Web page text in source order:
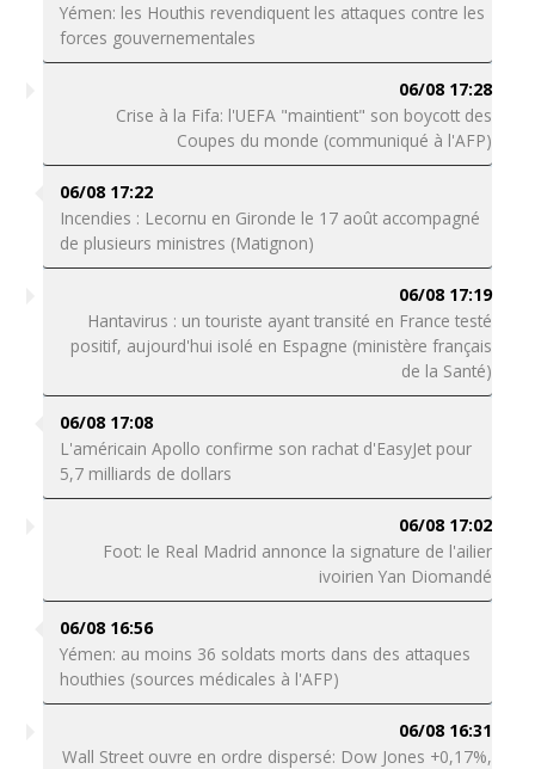
Yémen: les Houthis revendiquent les attaques contre les
forces gouvernementales
06/08 17:28
Crise à la Fifa: l'UEFA "maintient" son boycott des
Coupes du monde (communiqué à l'AFP)
06/08 17:22
Incendies : Lecornu en Gironde le 17 août accompagné
de plusieurs ministres (Matignon)
06/08 17:19
Hantavirus : un touriste ayant transité en France testé
positif, aujourd'hui isolé en Espagne (ministère français
de la Santé)
06/08 17:08
L'américain Apollo confirme son rachat d'EasyJet pour
5,7 milliards de dollars
06/08 17:02
Foot: le Real Madrid annonce la signature de l'ailier
ivoirien Yan Diomandé
06/08 16:56
Yémen: au moins 36 soldats morts dans des attaques
houthies (sources médicales à l'AFP)
06/08 16:31
Wall Street ouvre en ordre dispersé: Dow Jones +0,17%,